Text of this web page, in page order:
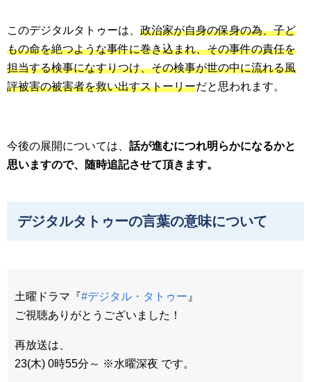
このデジタルタトゥーは、 政治家が自身の保身の為、子ど
もの命を絶つような事件に巻き込まれ、その事件の責任を
担当する検事になすりつけ、その検事が世の中に流れる風
評被害の被害者を救い出すストーリーだと思われます。
今後の展開については、 話が進むにつれ明らかになるかと
思いますので、随時追記させて頂きます。
デジタルタトゥーの言葉の意味について
土曜ドラマ『#デジタル・タトゥー 』
ご視聴ありがとうございました！
再放送は、
23(木) 0時55分～ ※水曜深夜 です。